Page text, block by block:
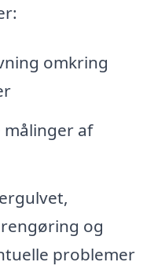
omkring
af
og
problemer